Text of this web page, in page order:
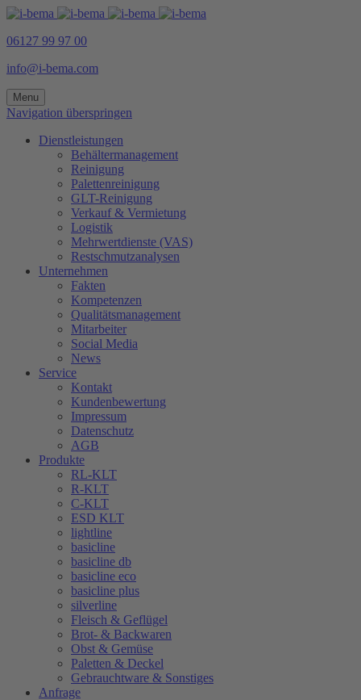
06127 99 97 00
info@i-bema.com
Menu
Navigation überspringen
Dienstleistungen
Behältermanagement
Reinigung
Palettenreinigung
GLT-Reinigung
Verkauf & Vermietung
Logistik
Mehrwertdienste (VAS)
Restschmutzanalysen
Unternehmen
Fakten
Kompetenzen
Qualitätsmanagement
Mitarbeiter
Social Media
News
Service
Kontakt
Kundenbewertung
Impressum
Datenschutz
AGB
Produkte
RL-KLT
R-KLT
C-KLT
ESD KLT
lightline
basicline
basicline db
basicline eco
basicline plus
silverline
Fleisch & Geflügel
Brot- & Backwaren
Obst & Gemüse
Paletten & Deckel
Gebrauchtware & Sonstiges
Anfrage